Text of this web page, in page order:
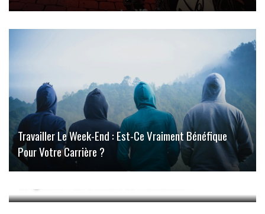
Travailler Le Week-End : Est-Ce Vraiment Bénéfique
Pour Votre Carrière ?
La Signature De L’acte De Vente : Un Passage